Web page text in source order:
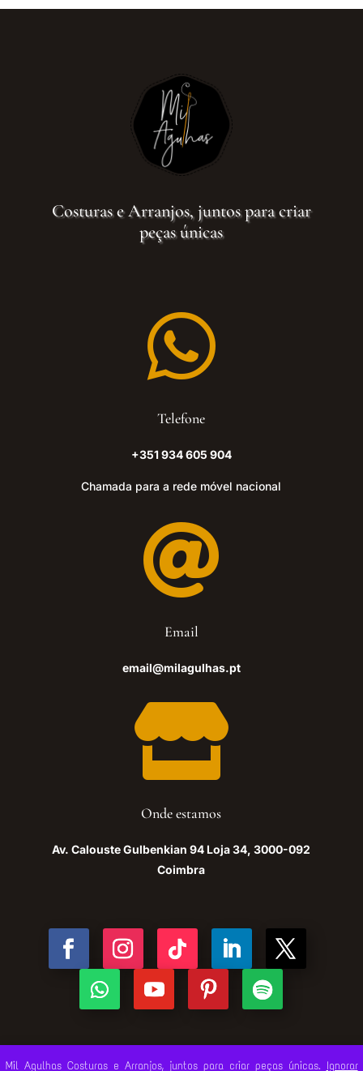
Mil Agulhas Costuras e Arranjos, juntos para criar peças únicas. Ignorar
Costuras e Arranjos, juntos para criar
peças únicas

Telefone
+351 934 605 904
Chamada para a rede móvel nacional

Email
email@milagulhas.pt

Onde estamos
Av. Calouste Gulbenkian 94 Loja 34, 3000-092
Coimbra